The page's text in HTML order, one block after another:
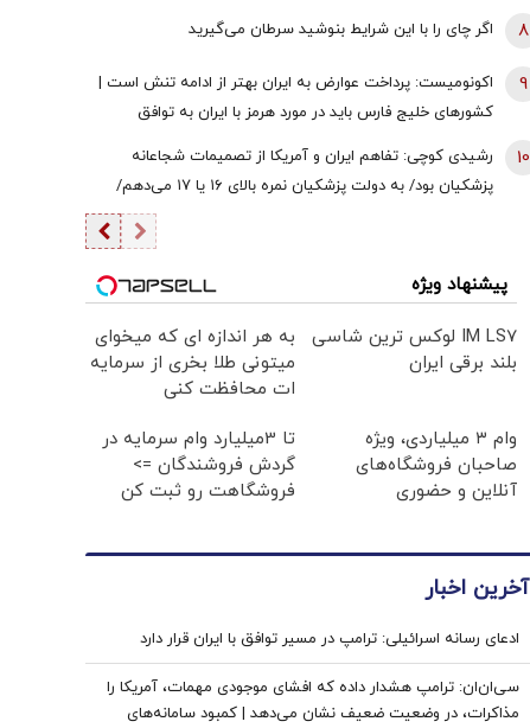
دستیابی به یک پیروزی نمادین پیش از انتخابات میان‌دوره‌ای
کنگره، به عملیات زمینی روی بیاورد
اگر چای را با این شرایط بنوشید سرطان می‌گیرید 8
اکونومیست: پرداخت عوارض به ایران بهتر از ادامه تنش است |
کشورهای خلیج فارس باید در مورد هرمز با ایران به توافق
9
رشیدی کوچی: تفاهم ایران و آمریکا از تصمیمات شجاعانه
پزشکیان بود/ به دولت پزشکیان نمره بالای ۱۶ یا ۱۷ می‌دهم/
یقین بدانید اگر هر فرد دیگری جای پزشکیان بود، کشور با
مشکلات بزرگی روبه‌رو می‌شد/ اگر جلیلی رئیس‌جمهور
می‌شد...
10
پیشنهاد ویژه
IM LS7 لوکس ترین شاسی
بلند برقی ایران
به هر اندازه ای که میخوای
میتونی طلا بخری از سرمایه
ات محافظت کنی
وام ۳ میلیاردی، ویژه
صاحبان فروشگاه‌های
آنلاین و حضوری
تا 3میلیارد وام سرمایه در
گردش فروشندگان =>
فروشگاهت رو ثبت کن
آخرین اخبار
ادعای رسانه اسرائیلی: ترامپ در مسیر توافق با ایران قرار دارد
سی‌ان‌ان: ترامپ هشدار داده که افشای موجودی مهمات، آمریکا را
مذاکرات، در وضعیت ضعیف نشان می‌دهد | کمبود سامانه‌های